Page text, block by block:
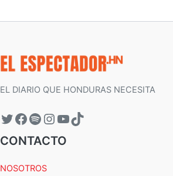
EL DIARIO QUE HONDURAS NECESITA
CONTACTO
NOSOTROS